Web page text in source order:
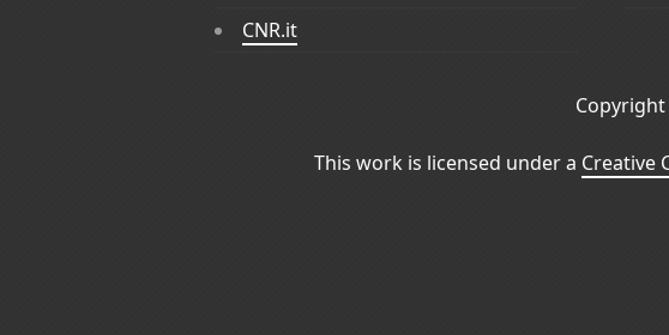
CNR.it
This work is licensed under a Creative